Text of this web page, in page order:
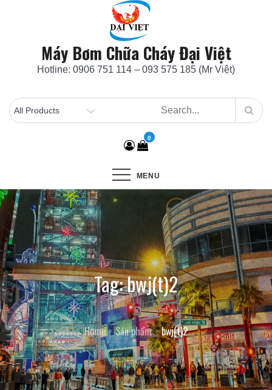
Máy Bơm Chữa Cháy Đại Việt
Hotline: 0906 751 114 – 093 575 185 (Mr Việt)
0
MENU
Tag:bwj(t)2
Home Sản phẩm bwj(t)2